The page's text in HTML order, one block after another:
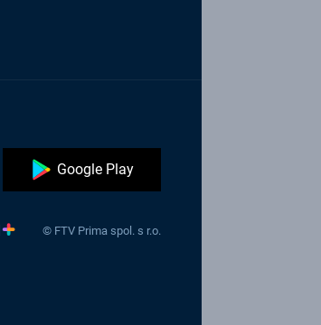
Google Play
© FTV Prima spol. s r.o.